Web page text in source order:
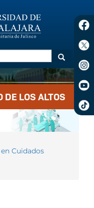
Buscar
DE LOS ALTOS
Cuidados